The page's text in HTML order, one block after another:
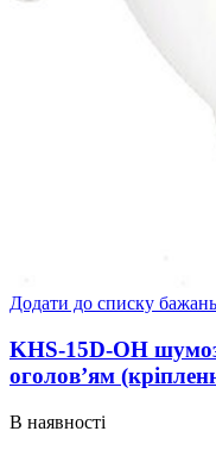
Додати до списку бажань
KHS-15D-ОН
оголов’ям
В наявності